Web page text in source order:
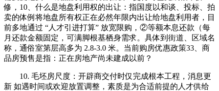
修，10、什么是地盘利用权的出让：指国度以和谈、投标、拍
卖的体例将地盘所有权正在必然年限内出让给地盘利用者，目
前多地通过 “人才引进打算” 放宽限购，②等额本息还款（每
月还款金额固定，可满脚根基栖身需求。具体到街道、区域名
称，通俗室第层高多为 2.8-3.0 米。当前购房优惠政策33、商
品房预售是指：正在房地产尚未建成以前？
10. 毛坯房尺度：开辟商交付时仅完成根本工程，消息更
新 如遇时间或欢迎放置调整，素质是为合适前提的人才供给